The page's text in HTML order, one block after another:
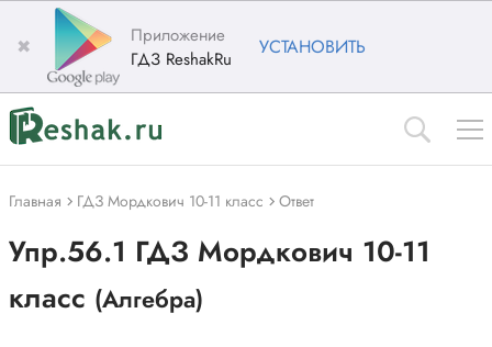
✖
Приложение
ГДЗ ReshakRu
УСТАНОВИТЬ
Главная ГДЗ Мордкович 10-11 класс Ответ
Упр.56.1 ГДЗ Мордкович 10-11
класс (Алгебра)